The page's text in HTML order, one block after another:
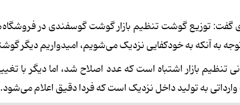
گفت: توزیع گوشت تنظیم بازار گوشت گوسفندی در
به آنکه به خودکفایی نزدیک می‌شویم، امیدواریم دیگر
بازار اشتباه است که عدد اصلاح شد، اما دیگر با تغییر